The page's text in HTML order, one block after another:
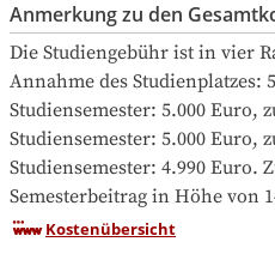
Anmerkung zu den
Die Studiengebühr ist in vier
Annahme des Studienplatzes:
Studiensemester: 5.000 Euro,
Studiensemester: 5.000 Euro,
Studiensemester: 4.990 Euro.
Semesterbeitrag in Höhe von
Kostenübersicht